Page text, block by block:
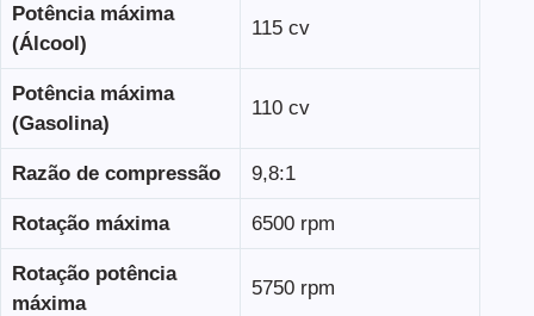
Potência máxima
(Álcool)
115 cv
Potência máxima
(Gasolina)
110 cv
Razão de compressão 9,8:1
Rotação máxima 6500 rpm
Rotação potência
máxima
5750 rpm